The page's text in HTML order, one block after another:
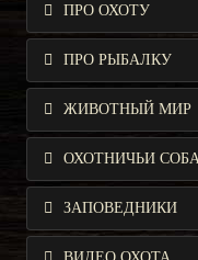
ПРО ОХОТУ
ПРО РЫБАЛКУ
ЖИВОТНЫЙ МИР
ОХОТНИЧЬИ
ЗАПОВЕДНИКИ